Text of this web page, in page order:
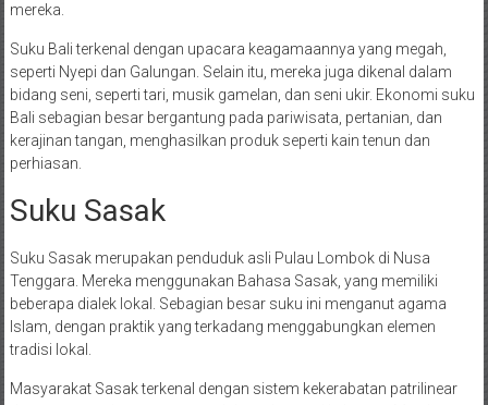
mereka.
Suku Bali terkenal dengan upacara keagamaannya yang megah,
seperti Nyepi dan Galungan. Selain itu, mereka juga dikenal dalam
bidang seni, seperti tari, musik gamelan, dan seni ukir. Ekonomi suku
Bali sebagian besar bergantung pada pariwisata, pertanian, dan
kerajinan tangan, menghasilkan produk seperti kain tenun dan
perhiasan.
Suku Sasak
Suku Sasak merupakan penduduk asli Pulau Lombok di Nusa
Tenggara. Mereka menggunakan Bahasa Sasak, yang memiliki
beberapa dialek lokal. Sebagian besar suku ini menganut agama
Islam, dengan praktik yang terkadang menggabungkan elemen
tradisi lokal.
Masyarakat Sasak terkenal dengan sistem kekerabatan patrilinear